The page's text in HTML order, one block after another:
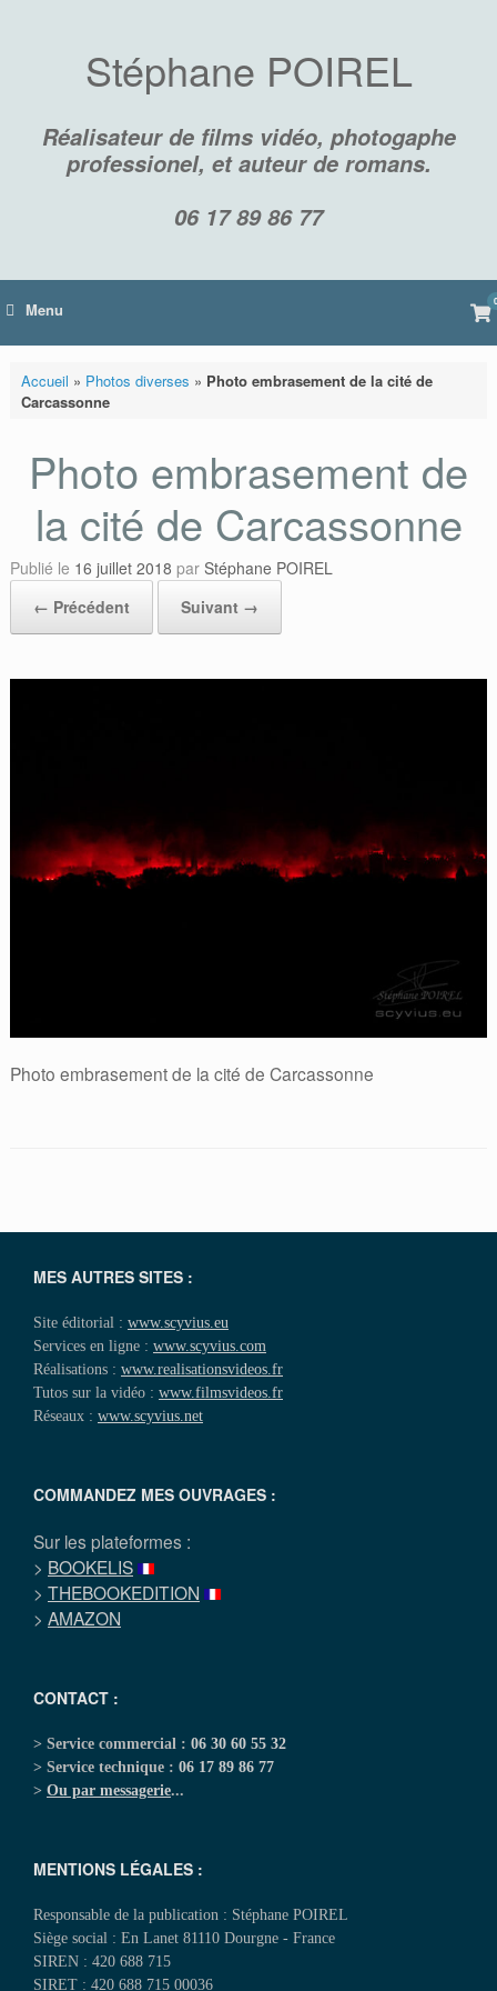
Stéphane POIREL
Réalisateur de films vidéo, photogaphe
professionel, et auteur de romans.
06 17 89 86 77
Menu 0
Accueil » Photos diverses » Photo embrasement de la cité de
Carcassonne
Photo embrasement de
la cité de Carcassonne
Publié le 16 juillet 2018 par Stéphane POIREL
← Précédent
Suivant →
Photo embrasement de la cité de Carcassonne
MES AUTRES SITES :
Site éditorial : www.scyvius.eu
Services en ligne : www.scyvius.com
Réalisations : www.realisationsvideos.fr
Tutos sur la vidéo : www.filmsvideos.fr
Réseaux : www.scyvius.net
COMMANDEZ MES OUVRAGES :
Sur les plateformes :
> BOOKELIS
> THEBOOKEDITION
> AMAZON
CONTACT :
> Service commercial : 06 30 60 55 32
> Service technique : 06 17 89 86 77
> Ou par messagerie...
MENTIONS LÉGALES :
Responsable de la publication : Stéphane POIREL
Siège social : En Lanet 81110 Dourgne - France
SIREN : 420 688 715
SIRET : 420 688 715 00036